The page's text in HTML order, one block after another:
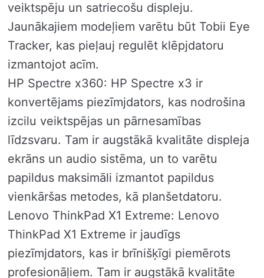
veiktspēju un satriecošu displeju.
Jaunākajiem modeļiem varētu būt Tobii Eye
Tracker, kas pieļauj regulēt klēpjdatoru
izmantojot acīm.
HP Spectre x360: HP Spectre x3 ir
konvertējams piezīmjdators, kas nodrošina
izcilu veiktspējas un pārnesamības
līdzsvaru. Tam ir augstākā kvalitāte displeja
ekrāns un audio sistēma, un to varētu
papildus maksimāli izmantot papildus
vienkāršas metodes, kā planšetdatoru.
Lenovo ThinkPad X1 Extreme: Lenovo
ThinkPad X1 Extreme ir jaudīgs
piezīmjdators, kas ir brīnišķīgi piemērots
profesionāļiem. Tam ir augstākā kvalitāte